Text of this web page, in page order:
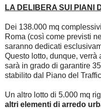
LA DELIBERA SUI PIANI
Dei 138.000 mq
Roma (così come previsti
saranno dedicati
Questo lotto, dunque, verrà
sarà in grado di garantire
stabilito dal Piano del
Un altro lotto di 5.000 mq
altri elementi di arredo